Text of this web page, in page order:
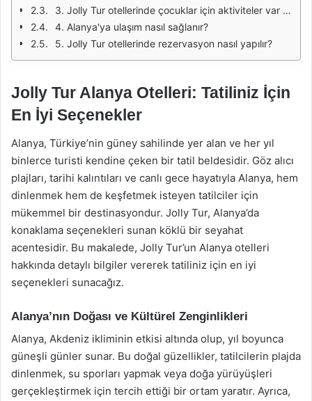
3. Jolly Tur otellerinde çocuklar için aktiviteler var mı?
4. Alanya'ya ulaşım nasıl sağlanır?
5. Jolly Tur otellerinde rezervasyon nasıl yapılır?
Jolly Tur Alanya Otelleri: Tatiliniz İçin
En İyi Seçenekler
Alanya, Türkiye’nin güney sahilinde yer alan ve her yıl
binlerce turisti kendine çeken bir tatil beldesidir. Göz alıcı
plajları, tarihi kalıntıları ve canlı gece hayatıyla Alanya, hem
dinlenmek hem de keşfetmek isteyen tatilciler için
mükemmel bir destinasyondur. Jolly Tur, Alanya’da
konaklama seçenekleri sunan köklü bir seyahat
acentesidir. Bu makalede, Jolly Tur’un Alanya otelleri
hakkında detaylı bilgiler vererek tatiliniz için en iyi
seçenekleri sunacağız.
Alanya’nın Doğası ve Kültürel Zenginlikleri
Alanya, Akdeniz ikliminin etkisi altında olup, yıl boyunca
güneşli günler sunar. Bu doğal güzellikler, tatilcilerin plajda
dinlenmek, su sporları yapmak veya doğa yürüyüşleri
gerçekleştirmek için tercih ettiği bir ortam yaratır. Ayrıca,